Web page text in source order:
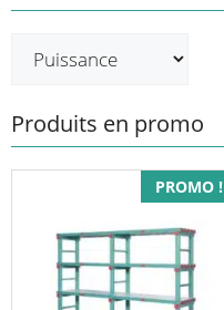
Produits en promo
PROMO !